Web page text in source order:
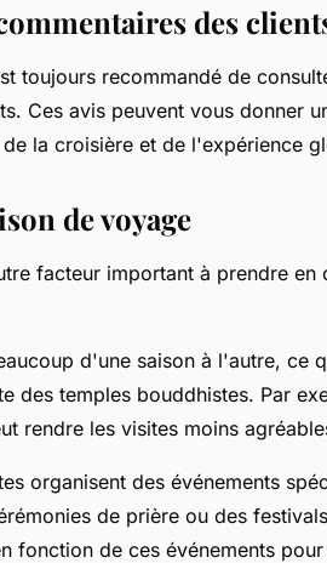
des
toujours recommandé de
Ces avis peuvent vous donner
la croisière et de l'expérience
de voyage
facteur important à prendre
d'une saison à l'autre, ce
des temples bouddhistes. Par
rendre les visites moins
organisent des événements
de prière ou des
fonction de ces événements